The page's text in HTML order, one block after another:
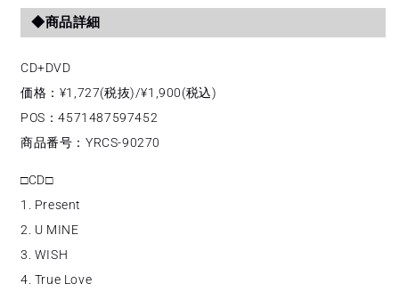
数
を
減
ら
増
や
◆商品詳細
CD+DVD
価格： ¥1,727(税抜)/¥1,900(税込)
POS：4571487597452
商品番号：YRCS-90270
□CD□
1. Present
2. U MINE
3. WISH
4. True Love